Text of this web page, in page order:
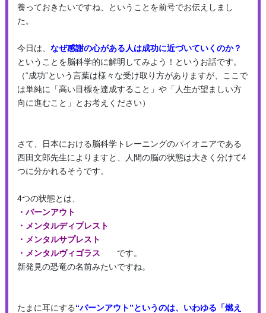
養っておきたいですね、ということを前号でお伝えしまし
た。
今日は、 なぜ感謝の心がある人は成功に近づいていくのか？
ということを脳科学的に解明してみよう！というお話です。
（“成功”という言葉は様々な受け取り方がありますが、ここで
は単純に「高い目標を達成すること」や「人生が望ましい方
向に進むこと」とお考えください）
さて、日本における脳科学トレーニングのパイオニアである
西田文郎先生によりますと、人間の脳の状態は大きく分けて4
つに分かれるそうです。
4つの状態とは、
・バーンアウト
・メンタルディプレスト
・メンタルサプレスト
・メンタルヴィゴラス です。
新発見の恐竜の名前みたいですね。
たまに耳にする“バーンアウト”というのは、 いわゆる「燃え